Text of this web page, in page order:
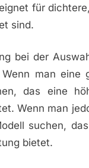
für
sind.
bei der
man eine
das eine
Wenn man
suchen,
bietet.